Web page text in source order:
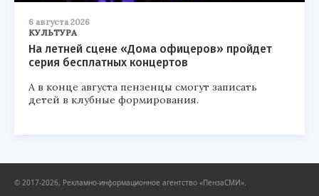
6 августа 2026
КУЛЬТУРА
На летней сцене «Дома офицеров» пройдет
серия бесплатных концертов
А в конце августа пензенцы смогут записать
детей в клубные формирования.
© 2017-2026, Рекламно-информационное агентство «ПензаСМИ».